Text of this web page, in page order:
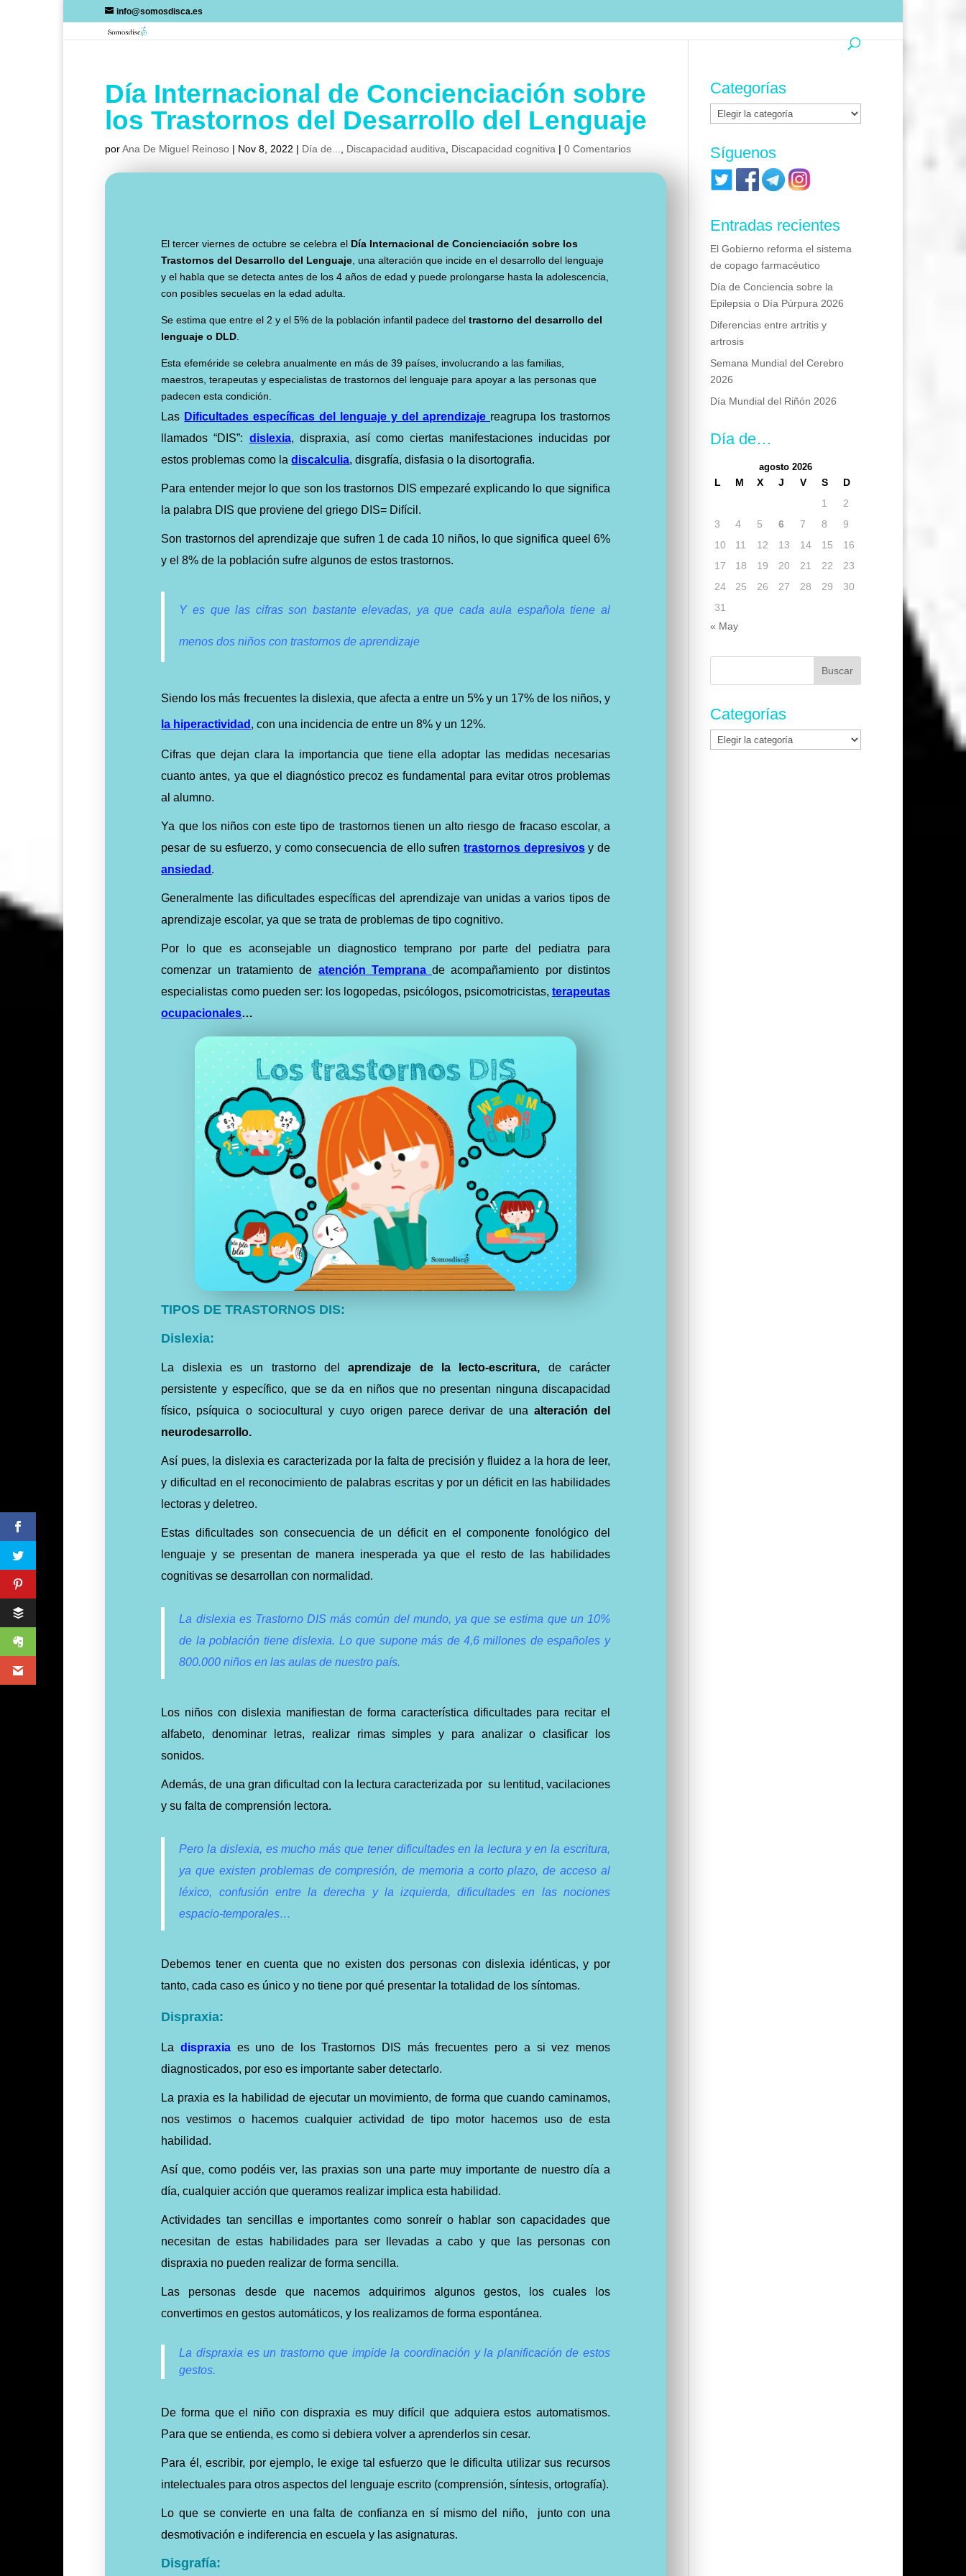
info@somosdisca.es
Día Internacional de Concienciación sobre
los Trastornos del Desarrollo del Lenguaje
porAna De Miguel Reinoso | Nov 8, 2022 | Día de... Discapacidad auditiva Discapacidad cognitiva |0 Comentarios
El tercer viernes de octubre se celebra el Día Internacional de Concienciación sobre los
Trastornos del Desarrollo del Lenguaje , una alteración que incide en el desarrollo del lenguaje
y el habla que se detecta antes de los 4 años de edad y puede prolongarse hasta la adolescencia,
con posibles secuelas en la edad adulta.
Se estima que entre el 2 y el 5% de la población infantil padece deltrastorno del desarrollo del
lenguaje o DLD
Esta efeméride se celebra anualmente en más de 39 países, involucrando a las familias,
maestros, terapeutas y especialistas de trastornos del lenguaje para apoyar a las personas que
padecen esta condición.
Las Dificultades específicas del lenguaje y del aprendizaje reagrupa los trastornos
llamados “DIS”: dislexia, dispraxia, así como ciertas manifestaciones inducidas por
estos problemas como ladiscalculia, disgrafía, disfasia o la disortografia.
Para entender mejor lo que son los trastornos DIS empezaré explicando lo que significa
la palabra DIS que proviene del griego DIS= Difícil.
Son trastornos del aprendizaje que sufren 1 de cada 10 niños, lo que significa queel 6%
y el 8% de la población sufre algunos de estos trastornos.
Y es que las cifras son bastante elevadas, ya que cada aula española tiene al
menos dos niños con trastornos de aprendizaje
Siendo los más frecuentes la dislexia, que afecta a entre un 5% y un 17% de los niños, y
la hiperactividad , con una incidencia de entre un 8% y un 12%.
Cifras que dejan clara la importancia que tiene ella adoptar las medidas necesarias
cuanto antes, ya que el diagnóstico precoz es fundamental para evitar otros problemas
al alumno.
Ya que los niños con este tipo de trastornos tienen un alto riesgo de fracaso escolar, a
pesar de su esfuerzo, y como consecuencia de ello sufren trastornos depresivosy de
ansiedad .
Generalmente las dificultades específicas del aprendizaje van unidas a varios tipos de
aprendizaje escolar, ya que se trata de problemas de tipo cognitivo.
Por lo que es aconsejable un diagnostico temprano por parte del pediatra para
comenzar un tratamiento de atención Temprana de acompañamiento por distintos
especialistas como pueden ser: los logopedas, psicólogos, psicomotricistas, terapeutas
ocupacionales…
TIPOS DE TRASTORNOS DIS:
Dislexia:
La dislexia es un trastorno delaprendizaje de la lecto-escritura, de carácter
persistente y específico, que se da en niños que no presentan ninguna discapacidad
físico, psíquica o sociocultural y cuyo origen parece derivar de una alteración del
neurodesarrollo.
Así pues, la dislexia es caracterizada por la falta de precisión y fluidez a la hora de leer,
y dificultad en el reconocimiento de palabras escritas y por un déficit en las habilidades
lectoras y deletreo.
Estas dificultades son consecuencia de un déficit en el componente fonológico del
lenguaje y se presentan de manera inesperada ya que el resto de las habilidades
cognitivas se desarrollan con normalidad.
La dislexia es Trastorno DIS más común del mundo, ya que se estima que un 10%
de la población tiene dislexia. Lo que supone más de 4,6 millones de españoles y
800.000 niños en las aulas de nuestro país.
Los niños con dislexia manifiestan de forma característica dificultades para recitar el
alfabeto, denominar letras, realizar rimas simples y para analizar o clasificar los
sonidos.
Además, de una gran dificultad con la lectura caracterizada por su lentitud, vacilaciones
y su falta de comprensión lectora.
Pero la dislexia, es mucho más que tener dificultades en la lectura y en la escritura,
ya que existen problemas de compresión, de memoria a corto plazo, de acceso al
léxico, confusión entre la derecha y la izquierda, dificultades en las nociones
espacio-temporales…
Debemos tener en cuenta que no existen dos personas con dislexia idénticas, y por
tanto, cada caso es único y no tiene por qué presentar la totalidad de los síntomas.
Dispraxia:
Ladispraxia es uno de los Trastornos DIS más frecuentes pero a si vez menos
diagnosticados, por eso es importante saber detectarlo.
La praxia es la habilidad de ejecutar un movimiento, de forma que cuando caminamos,
nos vestimos o hacemos cualquier actividad de tipo motor hacemos uso de esta
habilidad.
Así que, como podéis ver, las praxias son una parte muy importante de nuestro día a
día, cualquier acción que queramos realizar implica esta habilidad.
Actividades tan sencillas e importantes como sonreír o hablar son capacidades que
necesitan de estas habilidades para ser llevadas a cabo y que las personas con
dispraxia no pueden realizar de forma sencilla.
Las personas desde que nacemos adquirimos algunos gestos, los cuales los
convertimos en gestos automáticos, y los realizamos de forma espontánea.
La dispraxia es un trastorno que impide la coordinación y la planificación de estos
gestos.
De forma que el niño con dispraxia es muy difícil que adquiera estos automatismos.
Para que se entienda, es como si debiera volver a aprenderlos sin cesar.
Para él, escribir, por ejemplo, le exige tal esfuerzo que le dificulta utilizar sus recursos
intelectuales para otros aspectos del lenguaje escrito (comprensión, síntesis, ortografía).
Lo que se convierte en una falta de confianza en sí mismo del niño, junto con una
desmotivación e indiferencia en escuela y las asignaturas.
Disgrafía:
Categorías
Categorías
Síguenos
Entradas recientes
El Gobierno reforma el sistema
de copago farmacéutico
Día de Conciencia sobre la
Epilepsia o Día Púrpura 2026
Diferencias entre artritis y
artrosis
Semana Mundial del Cerebro
2026
Día Mundial del Riñón 2026
Día de…
agosto 2026
L M X J V S
D
1
2
3
4 5 6 7 8
9
10
11 12 13 14 15
16
17
18 19 20 21 22
23
24
25 26 27 28 29
30
31
« May
Buscar:
Categorías
Categorías